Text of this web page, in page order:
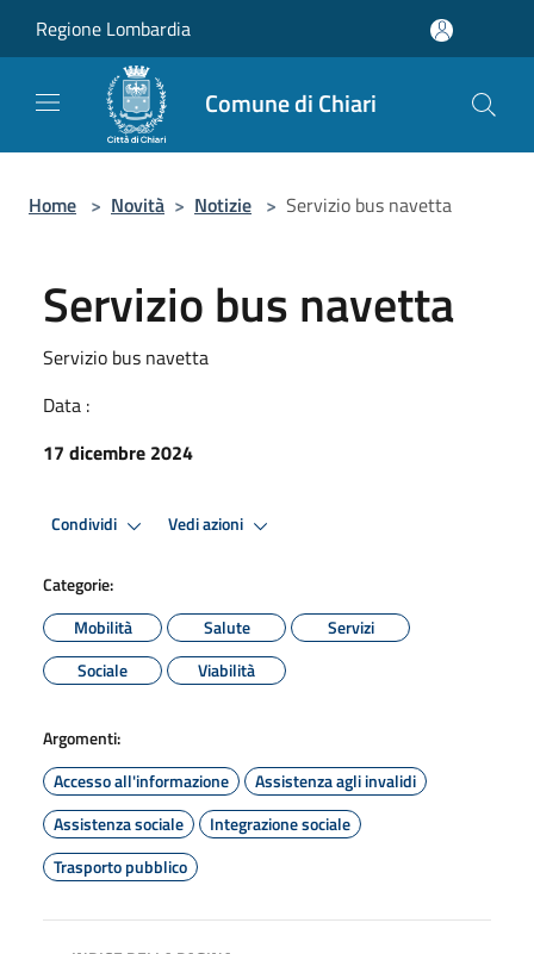
Regione Lombardia
Comune di Chiari
Home > Novità > Notizie > Servizio bus navetta
Servizio bus navetta
Servizio bus navetta
Data :
17 dicembre 2024
Condividi Vedi azioni
Categorie:
Mobilità
Salute
Servizi
Sociale
Viabilità
Argomenti:
Accesso all'informazione
Assistenza agli invalidi
Assistenza sociale
Integrazione sociale
Trasporto pubblico